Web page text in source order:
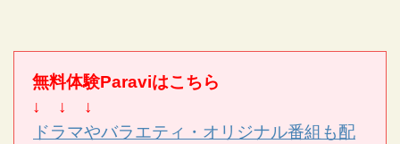
無料体験Paraviはこちら
↓ ↓ ↓
ドラマやバラエティ・オリジナル番組も配